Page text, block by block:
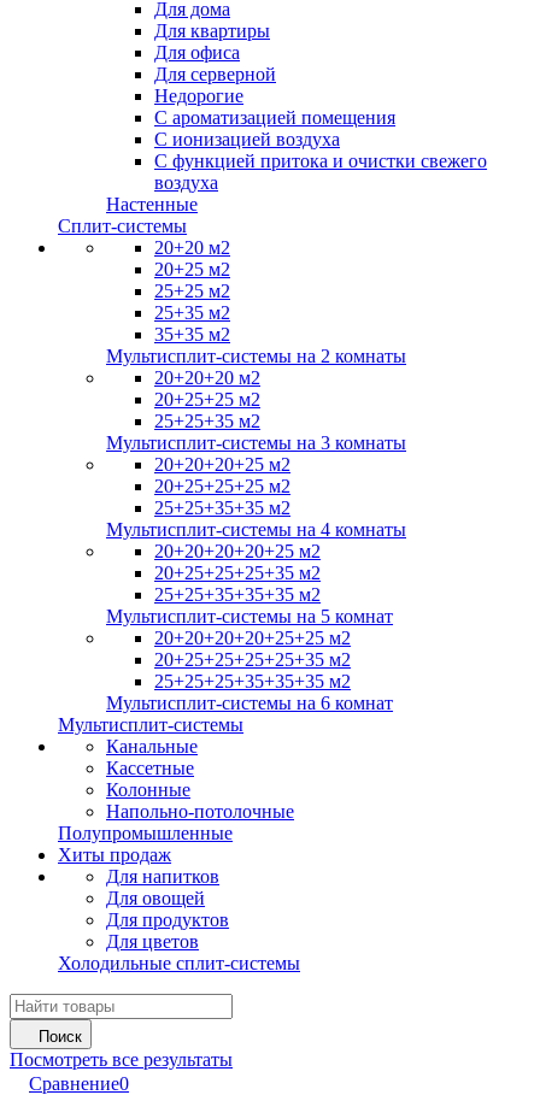
Для дома
Для квартиры
Для офиса
Для серверной
Недорогие
С ароматизацией помещения
С ионизацией воздуха
С функцией притока и очистки свежего
воздуха
Настенные
Сплит-системы
20+20 м2
20+25 м2
25+25 м2
25+35 м2
35+35 м2
Мультисплит-системы на 2 комнаты
20+20+20 м2
20+25+25 м2
25+25+35 м2
Мультисплит-системы на 3 комнаты
20+20+20+25 м2
20+25+25+25 м2
25+25+35+35 м2
Мультисплит-системы на 4 комнаты
20+20+20+20+25 м2
20+25+25+25+35 м2
25+25+35+35+35 м2
Мультисплит-системы на 5 комнат
20+20+20+20+25+25 м2
20+25+25+25+25+35 м2
25+25+25+35+35+35 м2
Мультисплит-системы на 6 комнат
Мультисплит-системы
Канальные
Кассетные
Колонные
Напольно-потолочные
Полупромышленные
Хиты продаж
Для напитков
Для овощей
Для продуктов
Для цветов
Холодильные сплит-системы
Поиск
Посмотреть все результаты
Сравнение0